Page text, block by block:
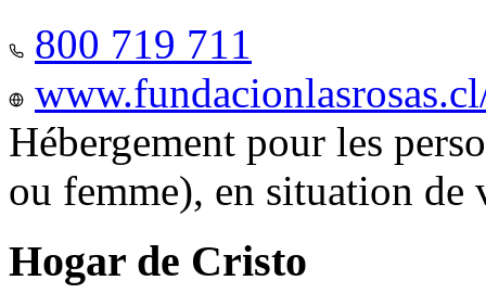
800 719 711
Hébergement pour les
ou femme), en situation
Hogar de Cristo